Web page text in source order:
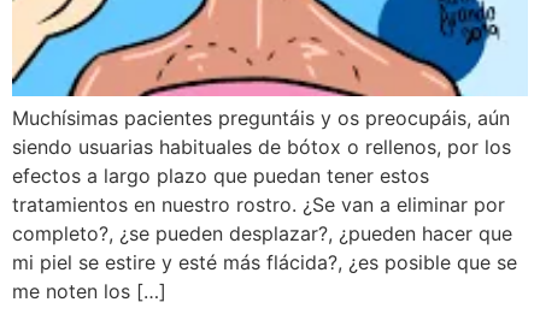
Muchísimas pacientes preguntáis y os preocupáis, aún
siendo usuarias habituales de bótox o rellenos, por los
efectos a largo plazo que puedan tener estos
tratamientos en nuestro rostro. ¿Se van a eliminar por
completo?, ¿se pueden desplazar?, ¿pueden hacer que
mi piel se estire y esté más flácida?, ¿es posible que se
me noten los […]